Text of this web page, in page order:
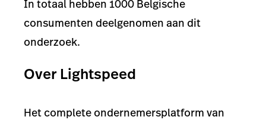
In totaal hebben 1000 Belgische
consumenten deelgenomen aan dit
onderzoek.
Over Lightspeed
Het complete ondernemersplatform van